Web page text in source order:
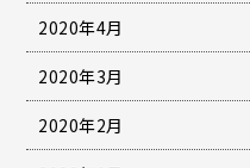
2020年4月
2020年3月
2020年2月